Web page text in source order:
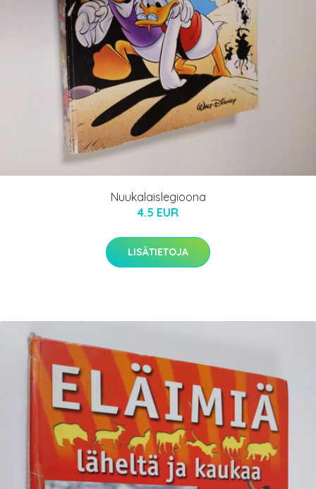
Nuukalaislegioona
4.5 EUR
LISÄTIETOJA